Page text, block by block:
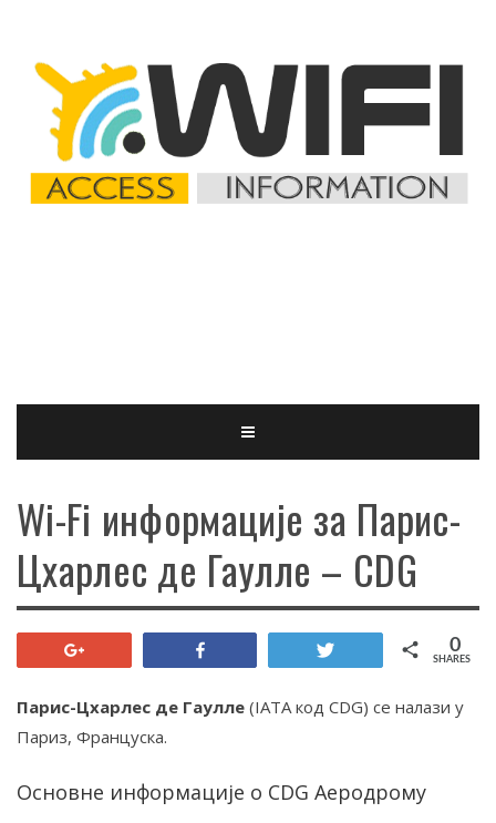
Wi-Fi информације за Парис-
Цхарлес де Гаулле – CDG
SHARES
0
Парис-Цхарлес де Гаулле (IATA код CDG) се налази у
Париз, Француска.
Основне информације о CDG Аеродрому